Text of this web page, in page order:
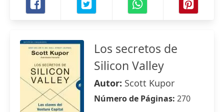
Los secretos de
Silicon Valley
Autor: Scott Kupor
Número de Páginas: 270